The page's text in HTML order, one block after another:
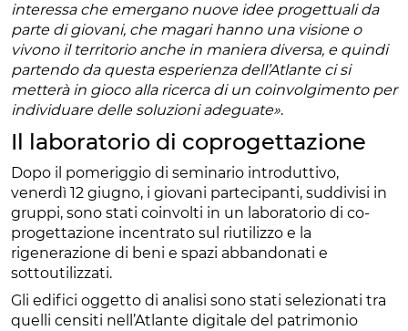
interessa che emergano nuove idee progettuali da
parte di giovani, che magari hanno una visione o
vivono il territorio anche in maniera diversa, e quindi
partendo da questa esperienza dell’Atlante ci si
metterà in gioco alla ricerca di un coinvolgimento per
individuare delle soluzioni adeguate».
Il laboratorio di coprogettazione
Dopo il pomeriggio di seminario introduttivo,
venerdì 12 giugno, i giovani partecipanti, suddivisi in
gruppi, sono stati coinvolti in un laboratorio di co-
progettazione incentrato sul riutilizzo e la
rigenerazione di beni e spazi abbandonati e
sottoutilizzati.
Gli edifici oggetto di analisi sono stati selezionati tra
quelli censiti nell’Atlante digitale del patrimonio